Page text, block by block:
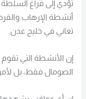
تؤدي إلى فراغ
أنشطة الإرهاب
تعاني في خليج عدن.
إن الأنشطة التي
الصومال فقط، بل لأمن